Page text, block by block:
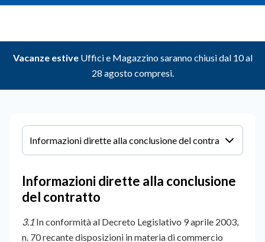
Vacanze estiveUffici e Magazzino saranno chiusi dal 10 al
28 agosto compresi.
Informazioni dirette alla conclusione
del contratto
3.1 In conformità al Decreto Legislativo 9 aprile 2003,
n. 70 recante disposizioni in materia di commercio